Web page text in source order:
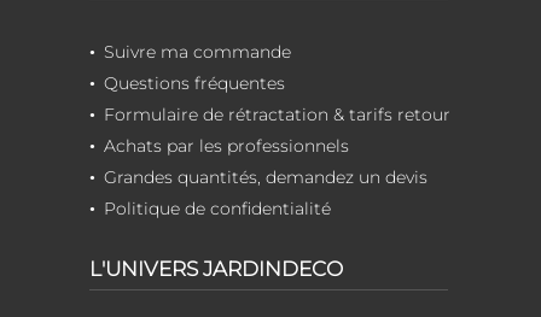
Suivre ma commande
Questions fréquentes
Formulaire de rétractation & tarifs retour
Achats par les professionnels
Grandes quantités, demandez un devis
Politique de confidentialité
L'UNIVERS JARDINDECO